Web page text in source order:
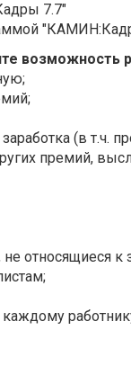
7.7"
возможность
(в т.ч.
премий,
относящиеся к